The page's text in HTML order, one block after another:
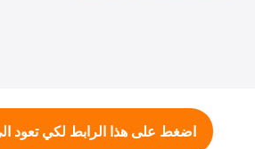
اضغط على هذا الرابط لكي تعود